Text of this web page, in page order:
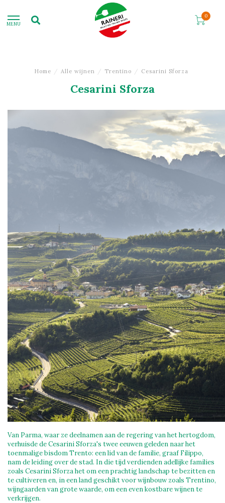
MENU
0
Home / Alle wijnen / Trentino / Cesarini Sforza
Cesarini Sforza
Van Parma, waar ze deelnamen aan de regering van het hertogdom,
verhuisde de Cesarini Sforza's twee eeuwen geleden naar het
toenmalige bisdom Trento: een lid van de familie, graaf Filippo,
nam de leiding over de stad. In die tijd verdienden adellijke families
zoals Cesarini Sforza het om een ​​prachtig landschap te bezitten en
te cultiveren en, in een land geschikt voor wijnbouw zoals Trentino,
wijngaarden van grote waarde, om een even kostbare wijnen te
verkrijgen.